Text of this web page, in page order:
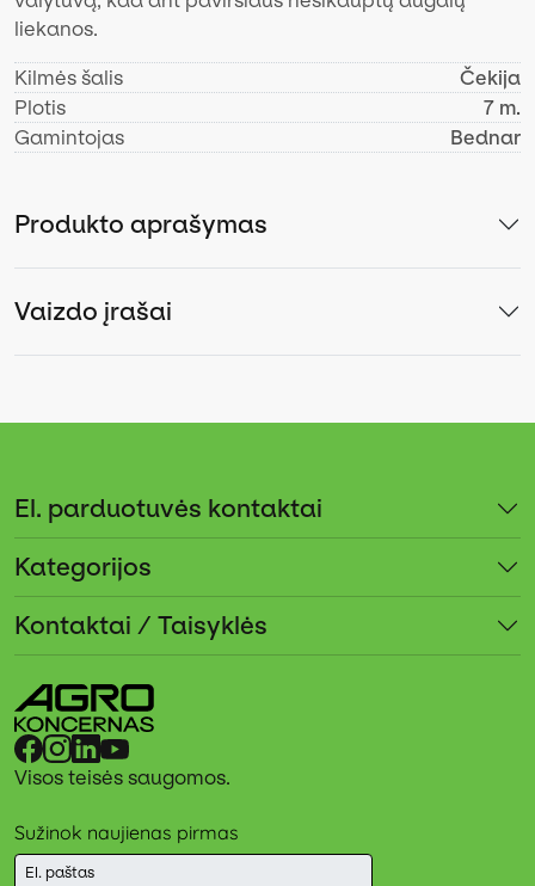
liekanos.
Kilmės šalis
Čekija
Plotis
7 m.
Gamintojas
Bednar
Produkto aprašymas
Vaizdo įrašai
El. parduotuvės kontaktai
Kategorijos
Kontaktai / Taisyklės
Visos teisės saugomos.
Sužinok naujienas pirmas